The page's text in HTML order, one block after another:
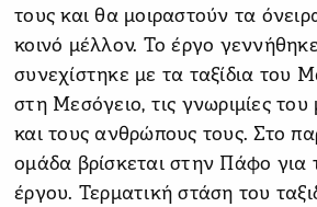
τους και θα μοιραστούν τα
κοινό μέλλον. Το έργο
συνεχίστηκε με τα ταξίδια του
στη Μεσόγειο, τις γνωριμίες του
και τους ανθρώπους τους. Στο
ομάδα βρίσκεται στην Πάφο για
έργου. Τερματική στάση του